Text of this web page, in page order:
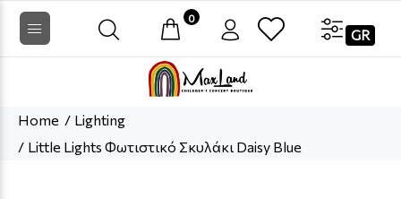
0
GR
Home
Lighting
Little Lights Φωτιστικό Σκυλάκι Daisy Blue